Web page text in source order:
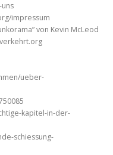
impressum
von Kevin McLeod
ueber-
kapitel-in-der-
schiessung-